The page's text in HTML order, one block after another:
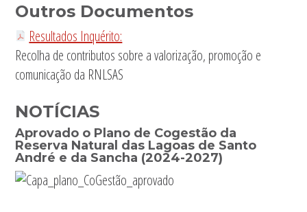
Outros Documentos
Resultados Inquérito:
Recolha de contributos sobre a valorização, promoção e
comunicação da RNLSAS
NOTÍCIAS
Aprovado o Plano de Cogestão da
Reserva Natural das Lagoas de Santo
André e da Sancha (2024-2027)